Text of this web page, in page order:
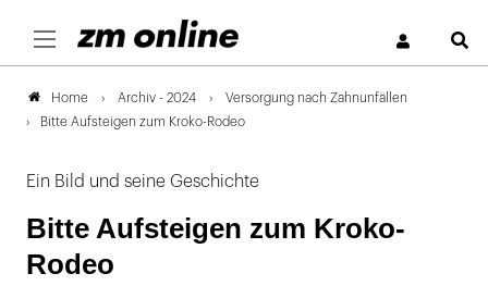
Home Archiv - 2024
Versorgung nach Zahnunfällen
Bitte Aufsteigen zum Kroko-Rodeo
Ein Bild und seine Geschichte
Bitte Aufsteigen zum Kroko-
Rodeo